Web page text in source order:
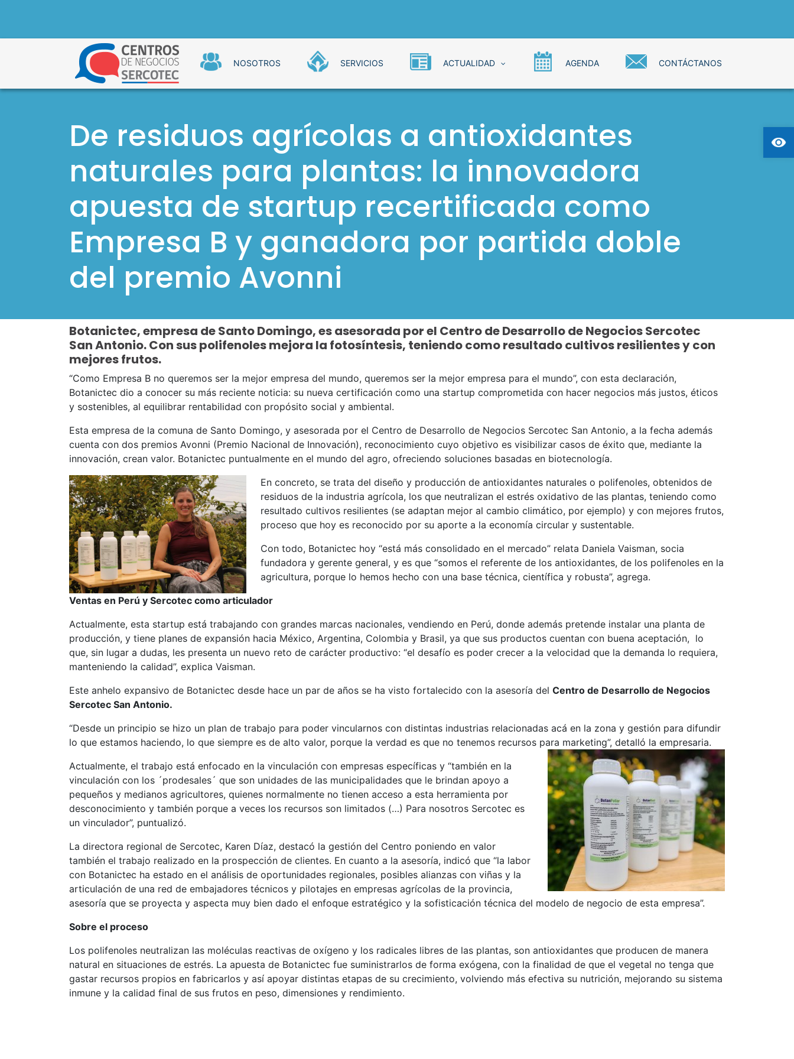
l
a
Centros de Negocios Sercotec
NOSOTROS SERVICIOS ACTUALIDAD AGENDA CONTÁCTANOS
De residuos agrícolas a antioxidantes
naturales para plantas: la innovadora
apuesta de startup recertificada como
Empresa B y ganadora por partida doble
del premio Avonni
Botanictec, empresa de Santo Domingo, es asesorada por el Centro de Desarrollo de Negocios Sercotec
San Antonio. Con sus polifenoles mejora la fotosíntesis, teniendo como resultado cultivos resilientes y con
mejores frutos.
“Como Empresa B no queremos ser la mejor empresa del mundo, queremos ser la mejor empresa para el mundo”, con esta declaración,
Botanictec dio a conocer su más reciente noticia: su nueva certificación como una startup comprometida con hacer negocios más justos, éticos
y sostenibles, al equilibrar rentabilidad con propósito social y ambiental.
Esta empresa de la comuna de Santo Domingo, y asesorada por el Centro de Desarrollo de Negocios Sercotec San Antonio, a la fecha además
cuenta con dos premios Avonni (Premio Nacional de Innovación), reconocimiento cuyo objetivo es visibilizar casos de éxito que, mediante la
innovación, crean valor. Botanictec puntualmente en el mundo del agro, ofreciendo soluciones basadas en biotecnología.
En concreto, se trata del diseño y producción de antioxidantes naturales o polifenoles, obtenidos de
residuos de la industria agrícola, los que neutralizan el estrés oxidativo de las plantas, teniendo como
resultado cultivos resilientes (se adaptan mejor al cambio climático, por ejemplo) y con mejores frutos,
proceso que hoy es reconocido por su aporte a la economía circular y sustentable.
Con todo, Botanictec hoy “está más consolidado en el mercado” relata Daniela Vaisman, socia
fundadora y gerente general, y es que “somos el referente de los antioxidantes, de los polifenoles en la
agricultura, porque lo hemos hecho con una base técnica, científica y robusta”, agrega.
Ventas en Perú y Sercotec como articulador
Actualmente, esta startup está trabajando con grandes marcas nacionales, vendiendo en Perú, donde además pretende instalar una planta de
producción, y tiene planes de expansión hacia México, Argentina, Colombia y Brasil, ya que sus productos cuentan con buena aceptación, lo
que, sin lugar a dudas, les presenta un nuevo reto de carácter productivo: “el desafío es poder crecer a la velocidad que la demanda lo requiera,
manteniendo la calidad”, explica Vaisman.
Este anhelo expansivo de Botanictec desde hace un par de años se ha visto fortalecido con la asesoría del Centro de Desarrollo de Negocios
Sercotec San Antonio.
“Desde un principio se hizo un plan de trabajo para poder vincularnos con distintas industrias relacionadas acá en la zona y gestión para difundir
lo que estamos haciendo, lo que siempre es de alto valor, porque la verdad es que no tenemos recursos para marketing”, detalló la empresaria.
Actualmente, el trabajo está enfocado en la vinculación con empresas específicas y “también en la
vinculación con los ´prodesales´ que son unidades de las municipalidades que le brindan apoyo a
pequeños y medianos agricultores, quienes normalmente no tienen acceso a esta herramienta por
desconocimiento y también porque a veces los recursos son limitados (…) Para nosotros Sercotec es
un vinculador”, puntualizó.
La directora regional de Sercotec, Karen Díaz, destacó la gestión del Centro poniendo en valor
también el trabajo realizado en la prospección de clientes. En cuanto a la asesoría, indicó que “la labor
con Botanictec ha estado en el análisis de oportunidades regionales, posibles alianzas con viñas y la
articulación de una red de embajadores técnicos y pilotajes en empresas agrícolas de la provincia,
asesoría que se proyecta y aspecta muy bien dado el enfoque estratégico y la sofisticación técnica del modelo de negocio de esta empresa”.
Sobre el proceso
Los polifenoles neutralizan las moléculas reactivas de oxígeno y los radicales libres de las plantas, son antioxidantes que producen de manera
natural en situaciones de estrés. La apuesta de Botanictec fue suministrarlos de forma exógena, con la finalidad de que el vegetal no tenga que
gastar recursos propios en fabricarlos y así apoyar distintas etapas de su crecimiento, volviendo más efectiva su nutrición, mejorando su sistema
inmune y la calidad final de sus frutos en peso, dimensiones y rendimiento.